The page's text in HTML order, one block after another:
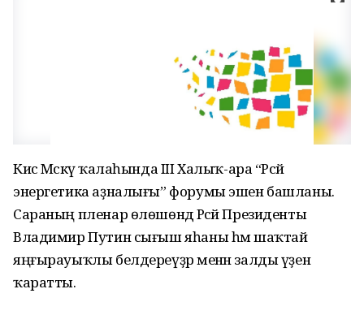
Кисә Мәскәү ҡалаһында III Халыҡ-ара “Рәсәй
энергетика аҙналығы” форумы эшен башланы.
Сараның пленар өлөшөндә Рәсәй Президенты
Владимир Путин сығыш яһаны һәм шаҡтай
яңғырауыҡлы белдереүҙәр менән залды үҙенә
ҡаратты.